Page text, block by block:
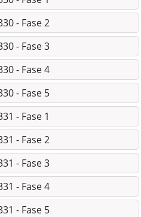
- Fase 2
- Fase 3
- Fase 4
- Fase 5
- Fase 1
- Fase 2
- Fase 3
- Fase 4
- Fase 5